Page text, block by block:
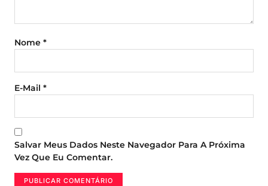
Nome *
E-Mail *
Salvar Meus Dados Neste Navegador Para A Próxima
Vez Que Eu Comentar.